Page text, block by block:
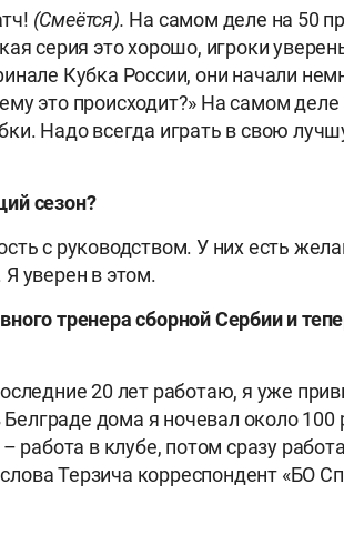
(Смеётся). На самом деле на 50
серия это хорошо, игроки
Кубка России, они начали
это происходит?» На самом
Надо всегда играть в свою
сезон?
с руководством. У них есть
уверен в этом.
тренера сборной Сербии и
20 лет работаю, я уже
дома я ночевал около 100
работа в клубе, потом сразу
Терзича корреспондент «БО